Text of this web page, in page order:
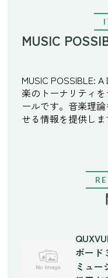
MUSIC
MUSIC POSSIBLE:
楽のトーナリティ
ールです。音楽理
せる情報を提供しま
ボード
ミュ